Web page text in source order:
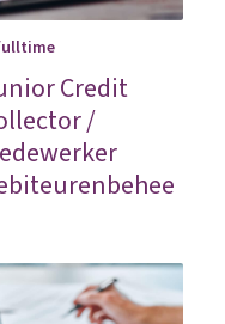
Credit
/